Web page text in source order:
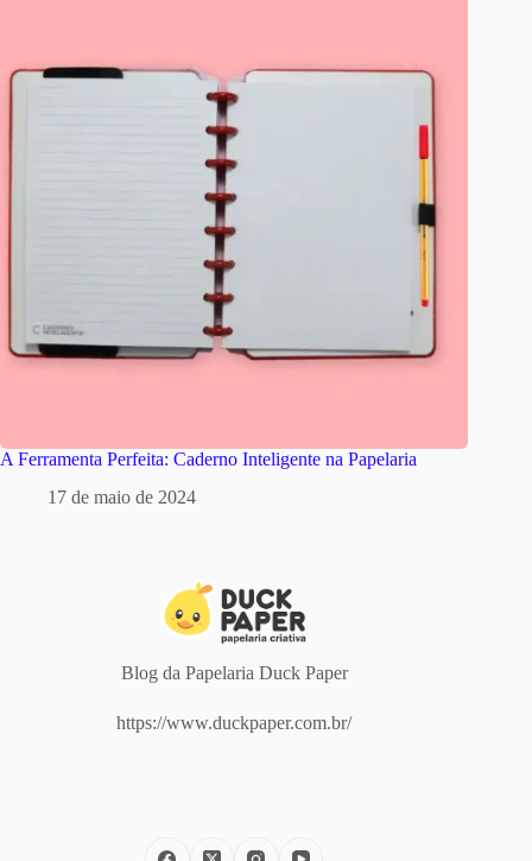
A Ferramenta Perfeita: Caderno Inteligente na Papelaria
17 de maio de 2024
Blog da Papelaria Duck Paper
https://www.duckpaper.com.br/